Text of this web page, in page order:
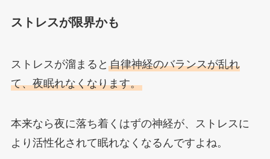
ストレスが限界かも
ストレスが溜まると 自律神経のバランスが乱れ
て、夜眠れなくなります。
本来なら夜に落ち着くはずの神経が、ストレスに
より活性化されて眠れなくなるんですよね。